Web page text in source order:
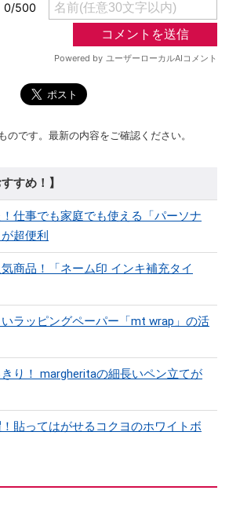
のです。最新の内容をご確認ください。
すめ！】
仕事でも家庭でも使える「パーソナ
超便利
商品！「ネーム印 インキ補充タイ
ラッピングペーパー「mt wrap」の活
り！ margheritaの細長いペン立てが
貼ってはがせるコクヨのホワイトボ